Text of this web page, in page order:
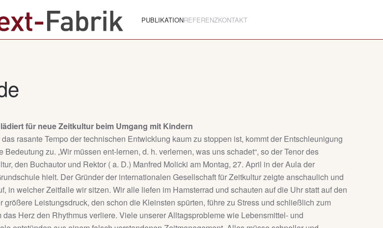
PUBLIKATIONREFERENZKONTAKT
für neue Zeitkultur beim Umgang mit Kindern
rasante Tempo der technischen Entwicklung kaum zu stoppen ist, kommt der Entschleunigung
Bedeutung zu. „Wir müssen ent-lernen, d. h. verlernen, was uns schadet“, so der Tenor des
den Buchautor und Rektor ( a. D.) Manfred Molicki am Montag, 27. April in der Aula der
hielt. Der Gründer der internationalen Gesellschaft für Zeitkultur zeigte anschaulich und
in welcher Zeitfalle wir sitzen. Wir alle liefen im Hamsterrad und schauten auf die Uhr statt auf den
größere Leistungsdruck, den schon die Kleinsten spürten, führe zu Stress und schließlich zum
das Herz den Rhythmus verliere. Viele unserer Alltagsprobleme wie Lebensmittel- und